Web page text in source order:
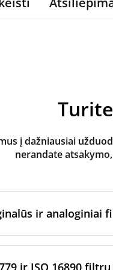
į dažniausiai
nerandate
ir analoginiai
per sertifikuotus
ir ISO 16890 filtrų